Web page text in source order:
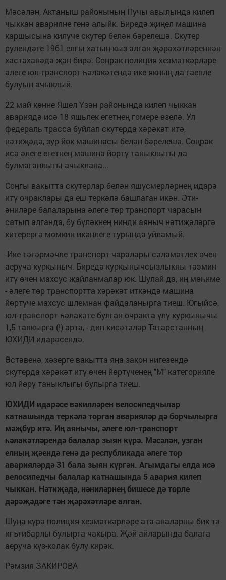
Мәсәлән, Актаныш районының Пучы авылында килеп
чыккан аварияне генә алыйк. Биредә җиңел машина
каршысына килүче скутер белән бәрелешә. Скутер
рулендәге 1961 елгы хатын-кыз алган җәрәхәтләреннән
хастаханәдә җан бирә. Соңрак полиция хезмәткәрләре
әлеге юл-транспорт һәлакәтендә ике якның да гаепле
булуын ачыклый.
22 май көнне Яшел Үзән районында килеп чыккан
авариядә исә 18 яшьлек егетнең гомере өзелә. Ул
федераль трасса буйлап скутерда хәрәкәт итә,
нәтиҗәдә, зур йөк машинасы белән бәрелешә. Соңрак
исә әлеге егетнең машина йөртү таныклыгы да
булмаганлыгы ачыклана...
Соңгы вакытта скутерлар белән яшүсмерләрнең идарә
итү очраклары да еш теркәлә башлаган икән. Әти-
әниләре балаларына әлеге төр транспорт чарасын
сатып алганда, бу бүләкнең нинди аяныч нәтиҗәләргә
китерергә мөмкин икәнлеге турында уйламый.
-Ике тәгәрмәчле транспорт чаралары сәламәтлек өчен
аеруча куркыныч. Биредә куркынычсызлыкны тәэмин
итү өчен махсус җайланмалар юк. Шулай да, иң мөһиме
- әлеге төр транспортта хәрәкәт иткәндә машина
йөртүче махсус шлемнан файдаланырга тиеш. Югыйсә,
юл-транспорт һәлакәте булган очракта үлү куркынычы
1,5 тапкырга (!) арта, - дип кисәтәләр Татарстанның
ЮХИДИ идарәсендә.
Өстәвенә, хәзерге вакытта яңа закон нигезендә
скутерда хәрәкәт итү өчен йөртүченең "М" категорияле
юл йөрү таныклыгы булырга тиеш.
ЮХИДИ идарәсе вәкилләрен велосипедчылар
катнашында теркәлә торган аварияләр дә борчылырга
мәҗбүр итә. Иң аянычы, әлеге юл-транспорт
һәлакәтләрендә балалар зыян күрә. Мәсәлән, узган
елның җәендә генә дә республикада әлеге төр
аварияләрдә 31 бала зыян күргән. Агымдагы елда исә
велосипедчы балалар катнашында 5 авария килеп
чыккан. Нәтиҗәдә, нәниләрнең бишесе дә төрле
дәрәҗәдәге тән җәрәхәтләре алган.
Шуңа күрә полиция хезмәткәрләре ата-аналарны бик тә
игътибарлы булырга чакыра. Җәй айларында балага
аеруча күз-колак булу кирәк.
Рәмзия ЗАКИРОВА